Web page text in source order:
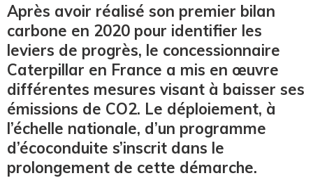
Après avoir réalisé son premier bilan
carbone en 2020 pour identifier les
leviers de progrès, le concessionnaire
Caterpillar en France a mis en œuvre
différentes mesures visant à baisser ses
émissions de CO2. Le déploiement, à
l’échelle nationale, d’un programme
d’écoconduite s’inscrit dans le
prolongement de cette démarche.